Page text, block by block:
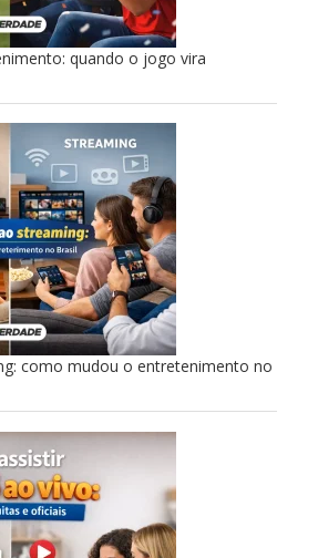
quando o jogo vira
como mudou o entretenimento no